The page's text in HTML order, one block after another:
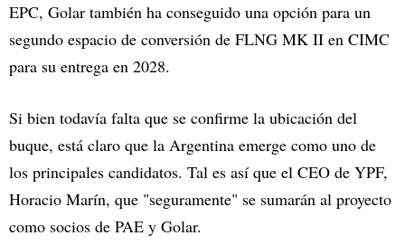
EPC, Golar también ha conseguido una opción para un
segundo espacio de conversión de FLNG MK II en CIMC
para su entrega en 2028.
Si bien todavía falta que se confirme la ubicación del
buque, está claro que la Argentina emerge como uno de
los principales candidatos. Tal es así que el CEO de YPF,
Horacio Marín, que "seguramente" se sumarán al proyecto
como socios de PAE y Golar.